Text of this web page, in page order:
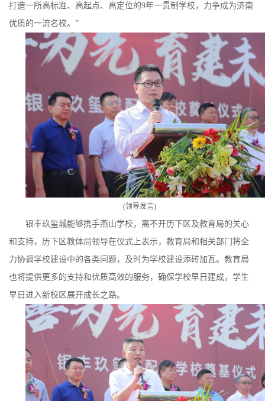
打造一所高标准、高起点、高定位的9年一贯制学校，力争成为济南
优质的一流名校。”
(领导发言)
银丰玖玺城能够携手燕山学校，离不开历下区及教育局的关心
和支持，历下区教体局领导在仪式上表示，教育局和相关部门将全
力协调学校建设中的各类问题，及时为学校建设添砖加瓦。教育局
也将提供更多的支持和优质高效的服务，确保学校早日建成，学生
早日进入新校区展开成长之路。